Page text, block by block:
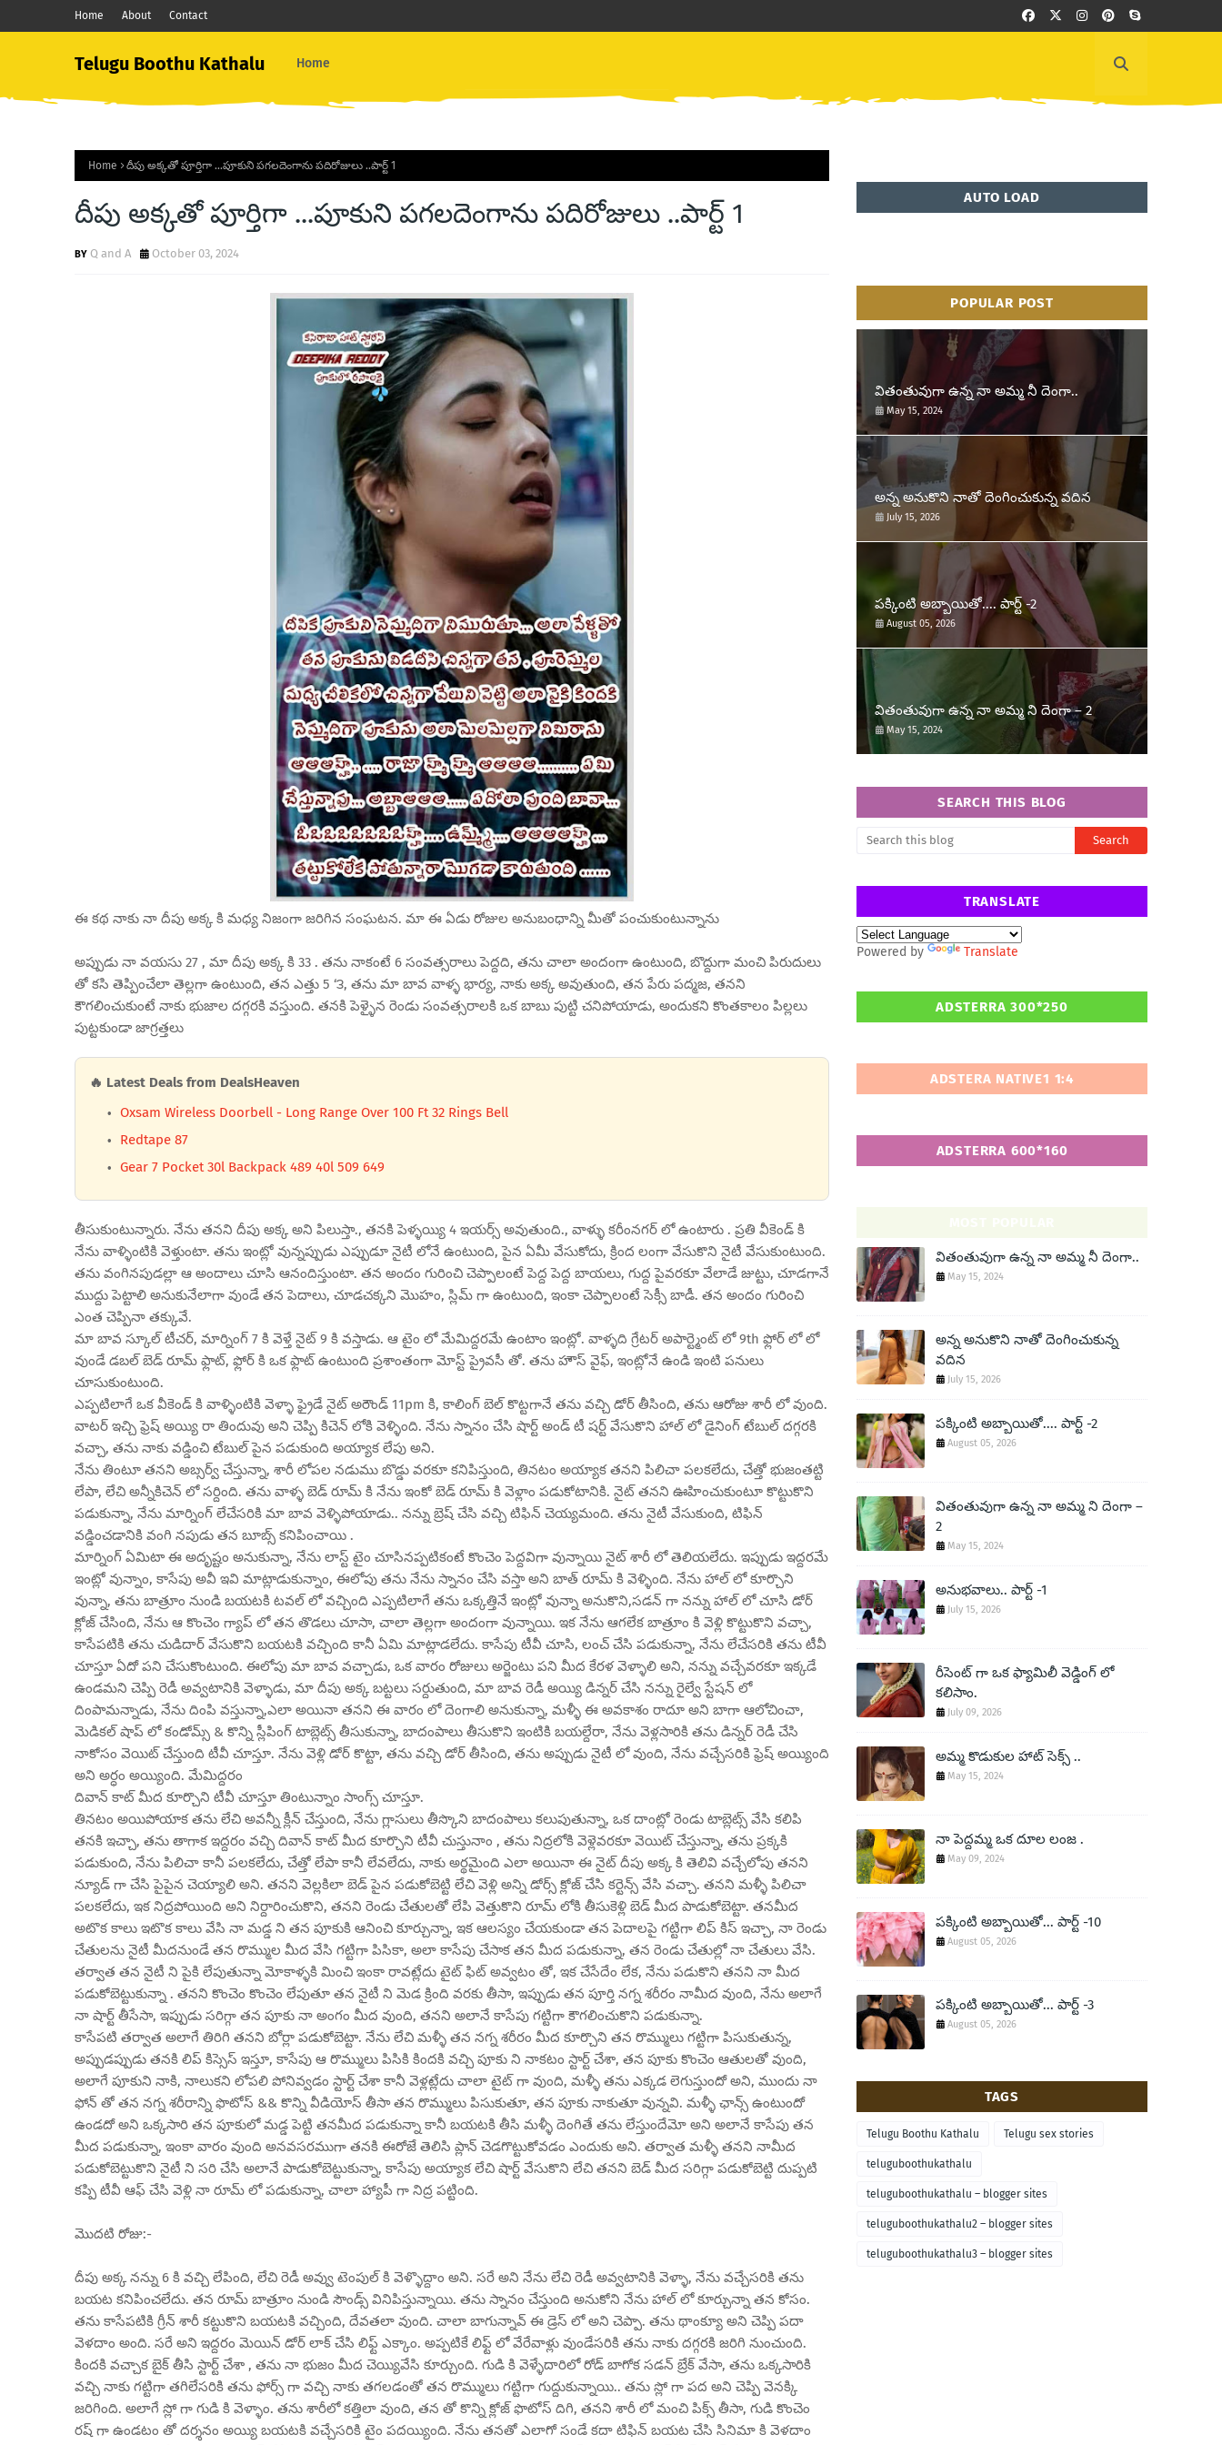
Home About Contact
Telugu Boothu Kathalu Home
Home దీపు అక్కతో పూర్తిగా ...పూకుని పగలదెంగాను పదిరోజులు ..పార్ట్ 1
దీపు అక్కతో పూర్తిగా ...పూకుని పగలదెంగాను పదిరోజులు ..పార్ట్ 1
Q and A October 03, 2024
ఈ కథ నాకు నా దీపు అక్క కి మధ్య నిజంగా జరిగిన సంఘటన. మా ఈ ఏడు రోజుల అనుబంధాన్ని మీతో పంచుకుంటున్నాను
అప్పుడు నా వయసు 27 , మా దీపు అక్క కి 33 . తను నాకంటే 6 సంవత్సరాలు పెద్దది, తను చాలా అందంగా ఉంటుంది, బొద్దుగా మంచి పిరుదులు
తో కసి తెప్పించేలా తెల్లగా ఉంటుంది, తన ఎత్తు 5 ‘౩, తను మా బావ వాళ్ళ భార్య, నాకు అక్క అవుతుంది, తన పేరు పద్మజ, తనని
కౌగలించుకుంటే నాకు భుజాల దగ్గరకి వస్తుంది. తనకి పెళ్ళైన రెండు సంవత్సరాలకి ఒక బాబు పుట్టి చనిపోయాడు, అందుకని కొంతకాలం పిల్లలు
పుట్టకుండా జాగ్రత్తలు
🔥 Latest Deals from DealsHeaven
Oxsam Wireless Doorbell - Long Range Over 100 Ft 32 Rings Bell
Redtape 87
Gear 7 Pocket 30l Backpack 489 40l 509 649
తీసుకుంటున్నారు. నేను తనని దీపు అక్క అని పిలుస్తా., తనకి పెళ్ళయ్యి 4 ఇయర్స్ అవుతుంది., వాళ్ళు కరీంనగర్ లో ఉంటారు . ప్రతి వీకెండ్ కి
నేను వాళ్ళింటికి వెళ్తుంటా. తను ఇంట్లో వున్నప్పుడు ఎప్పుడూ నైటీ లోనే ఉంటుంది, పైన ఏమీ వేసుకోదు, క్రింద లంగా వేసుకొని నైటీ వేసుకుంటుంది.
తను వంగినపుడల్లా ఆ అందాలు చూసి ఆనందిస్తుంటా. తన అందం గురించి చెప్పాలంటే పెద్ద పెద్ద బాయలు, గుద్ద పైవరకూ వేలాడే జుట్టు, చూడగానే
ముద్దు పెట్టాలి అనుకునేలాగా వుండే తన పెదాలు, చూడచక్కని మొహం, స్లిమ్ గా ఉంటుంది, ఇంకా చెప్పాలంటే సెక్సీ బాడీ. తన అందం గురించి
ఎంత చెప్పినా తక్కువే.
మా బావ స్కూల్ టీచర్, మార్నింగ్ 7 కి వెళ్తే నైట్ 9 కి వస్తాడు. ఆ టైం లో మేమిద్దరమే ఉంటాం ఇంట్లో. వాళ్ళది గ్రేటర్ అపార్ట్మెంట్ లో 9th ఫ్లోర్ లో లో
వుండే డబల్ బెడ్ రూమ్ ఫ్లాట్, ఫ్లోర్ కి ఒక ఫ్లాట్ ఉంటుంది ప్రశాంతంగా మోస్ట్ ప్రైవసీ తో. తను హౌస్ వైఫ్, ఇంట్లోనే ఉండి ఇంటి పనులు
చూసుకుంటుంది.
ఎప్పటిలాగే ఒక వీకెండ్ కి వాళ్ళింటికి వెళ్ళా ఫ్రైడే నైట్ అరౌండ్ 11pm కి, కాలింగ్ బెల్ కొట్టగానే తను వచ్చి డోర్ తీసింది, తను ఆరోజు శారీ లో వుంది.
వాటర్ ఇచ్చి ఫ్రెష్ అయ్యి రా తిందువు అని చెప్పి కిచెన్ లోకి వెళ్ళింది. నేను స్నానం చేసి షార్ట్ అండ్ టీ షర్ట్ వేసుకొని హాల్ లో డైనింగ్ టేబుల్ దగ్గరకి
వచ్చా, తను నాకు వడ్డించి టేబుల్ పైన పడుకుంది అయ్యాక లేపు అని.
నేను తింటూ తనని అబ్సర్వ్ చేస్తున్నా, శారీ లోపల నడుము బొడ్డు వరకూ కనిపిస్తుంది, తినటం అయ్యాక తనని పిలిచా పలకలేదు, చేత్తో భుజంతట్టి
లేపా, లేచి అన్నీకిచెన్ లో సర్దింది. తను వాళ్ళ బెడ్ రూమ్ కి నేను ఇంకో బెడ్ రూమ్ కి వెళ్లాం పడుకోటానికి. నైట్ తనని ఊహించుకుంటూ కొట్టుకొని
పడుకున్నా, నేను మార్నింగ్ లేచేసరికి మా బావ వెళ్ళిపోయాడు.. నన్ను బ్రెష్ చేసి వచ్చి టిఫిన్ చెయ్యమంది. తను నైటీ వేసుకుంది, టిఫిన్
వడ్డించడానికి వంగి నపుడు తన బూబ్స్ కనిపించాయి .
మార్నింగ్ ఏమిటా ఈ అదృష్టం అనుకున్నా, నేను లాస్ట్ టైం చూసినప్పటికంటే కొంచెం పెద్దవిగా వున్నాయి నైట్ శారీ లో తెలియలేదు. ఇప్పుడు ఇద్దరమే
ఇంట్లో వున్నాం, కాసేపు అవీ ఇవి మాట్లాడుకున్నాం, ఈలోపు తను నేను స్నానం చేసి వస్తా అని బాత్ రూమ్ కి వెళ్ళింది. నేను హాల్ లో కూర్చొని
వున్నా, తను బాత్రూం నుండి బయటకి టవల్ లో వచ్చింది ఎప్పటిలాగే తను ఒక్కత్తినే ఇంట్లో వున్నా అనుకొని,సడన్ గా నన్ను హాల్ లో చూసి డోర్
క్లోజ్ చేసింది, నేను ఆ కొంచెం గ్యాప్ లో తన తొడలు చూసా, చాలా తెల్లగా అందంగా వున్నాయి. ఇక నేను ఆగలేక బాత్రూం కి వెళ్లి కొట్టుకొని వచ్చా,
కాసేపటికి తను చుడిదార్ వేసుకొని బయటకి వచ్చింది కానీ ఏమి మాట్లాడలేదు. కాసేపు టీవీ చూసి, లంచ్ చేసి పడుకున్నా, నేను లేచేసరికి తను టీవీ
చూస్తూ ఏదో పని చేసుకొంటుంది. ఈలోపు మా బావ వచ్చాడు, ఒక వారం రోజులు అర్జెంటు పని మీద కేరళ వెళ్ళాలి అని, నన్ను వచ్చేవరకూ ఇక్కడే
ఉండమని చెప్పి రెడీ అవ్వటానికి వెళ్ళాడు, మా దీపు అక్క బట్టలు సర్దుతుంది, మా బావ రెడీ అయ్యి డిన్నర్ చేసి నన్ను రైల్వే స్టేషన్ లో
దింపామన్నాడు, నేను దింపి వస్తున్నా,ఎలా అయినా తనని ఈ వారం లో దెంగాలి అనుకున్నా, మళ్ళీ ఈ అవకాశం రాదూ అని బాగా ఆలోచించా,
మెడికల్ షాప్ లో కండోమ్స్ & కొన్ని స్లీపింగ్ టాబ్లెట్స్ తీసుకున్నా, బాదంపాలు తీసుకొని ఇంటికి బయల్దేరా, నేను వెళ్లసారికి తను డిన్నర్ రెడీ చేసి
నాకోసం వెయిట్ చేస్తుంది టీవీ చూస్తూ. నేను వెళ్లి డోర్ కొట్టా, తను వచ్చి డోర్ తీసింది, తను అప్పుడు నైటీ లో వుంది, నేను వచ్చేసరికి ఫ్రెష్ అయ్యింది
అని అర్ధం అయ్యింది. మేమిద్దరం
దివాన్ కాట్ మీద కూర్చొని టీవీ చూస్తూ తింటున్నాం సాంగ్స్ చూస్తూ.
తినటం అయిపోయాక తను లేచి అవన్నీ క్లీన్ చేస్తుంది, నేను గ్లాసులు తీస్కొని బాదంపాలు కలుపుతున్నా, ఒక దాంట్లో రెండు టాబ్లెట్స్ వేసి కలిపి
తనకి ఇచ్చా, తను తాగాక ఇద్దరం వచ్చి దివాన్ కాట్ మీద కూర్చొని టీవీ చుస్తునాం , తను నిద్రలోకి వెళ్లెవరకూ వెయిట్ చేస్తున్నా, తను ప్రక్కకి
పడుకుంది, నేను పిలిచా కానీ పలకలేదు, చేత్తో లేపా కానీ లేవలేదు, నాకు అర్థమైంది ఎలా అయినా ఈ నైట్ దీపు అక్క కి తెలివి వచ్చేలోపు తనని
న్యూడ్ గా చేసి పైపైన చెయ్యాలి అని. తనని వెల్లకిలా బెడ్ పైన పడుకోబెట్టి లేచి వెళ్లి అన్ని డోర్స్ క్లోజ్ చేసి కర్టెన్స్ వేసి వచ్చా. తనని మళ్ళీ పిలిచా
పలకలేదు, ఇక నిద్రపోయింది అని నిర్దారించుకొని, తనని రెండు చేతులతో లేపి వెత్తుకొని రూమ్ లోకి తీసుకెళ్లి బెడ్ మీద పాడుకోబెట్టా. తనమీద
అటొక కాలు ఇటొక కాలు వేసి నా మడ్డ ని తన పూకుకి ఆనించి కూర్చున్నా, ఇక ఆలస్యం చేయకుండా తన పెదాలపై గట్టిగా లిప్ కిస్ ఇచ్చా, నా రెండు
చేతులను నైటీ మీదనుండే తన రొమ్ముల మీద వేసి గట్టిగా పిసికా, అలా కాసేపు చేసాక తన మీద పడుకున్నా, తన రెండు చేతుల్లో నా చేతులు వేసి.
తర్వాత తన నైటీ ని పైకి లేపుతున్నా మోకాళ్ళకి మించి ఇంకా రావట్లేదు టైట్ ఫిట్ అవ్వటం తో, ఇక చేసేదేం లేక, నేను పడుకొని తనని నా మీద
పడుకోబెట్టుకున్నా . తనని కొంచెం కొంచెం లేపుతూ తన నైటీ ని మెడ క్రింది వరకు తీసా, ఇప్పుడు తన పూర్తి నగ్న శరీరం నామీద వుంది, నేను అలాగే
నా షార్ట్ తీసేసా, ఇప్పుడు సరిగ్గా తన పూకు నా అంగం మీద వుంది, తనని అలానే కాసేపు గట్టిగా కౌగలించుకొని పడుకున్నా.
కాసేపటి తర్వాత అలాగే తిరిగి తనని బోర్లా పడుకోబెట్టా. నేను లేచి మళ్ళీ తన నగ్న శరీరం మీద కూర్చొని తన రొమ్ములు గట్టిగా పిసుకుతున్న,
అప్పుడప్పుడు తనకి లిప్ కిస్సెస్ ఇస్తూ, కాసేపు ఆ రొమ్ములు పిసికి కిందకి వచ్చి పూకు ని నాకటం స్టార్ట్ చేశా, తన పూకు కొంచెం ఆతులతో వుంది,
అలాగే పూకుని నాకి, నాలుకని లోపలి పోనివ్వడం స్టార్ట్ చేశా కానీ వెళ్లట్లేదు చాలా టైట్ గా వుంది, మళ్ళీ తను ఎక్కడ లెగుస్తుందో అని, ముందు నా
ఫోన్ తో తన నగ్న శరీరాన్ని ఫొటోస్ && కొన్ని వీడియోస్ తీసా తన రొమ్ములు పిసుకుతూ, తన పూకు నాకుతూ వున్నవి. మళ్ళీ ఛాన్స్ ఉంటుందో
ఉండదో అని ఒక్కసారి తన పూకులో మడ్డ పెట్టి తనమీద పడుకున్నా కానీ బయటకి తీసి మళ్ళీ దెంగితే తను లేస్తుందేమో అని అలానే కాసేపు తన
మీద పడుకున్నా, ఇంకా వారం వుంది అనవసరముగా తనకి ఈరోజే తెలిసి ప్లాన్ చెడగొట్టుకోవడం ఎందుకు అని. తర్వాత మళ్ళీ తనని నామీద
పడుకోబెట్టుకొని నైటీ ని సరి చేసి అలానే పాడుకోబెట్టుకున్నా, కాసేపు అయ్యాక లేచి షార్ట్ వేసుకొని లేచి తనని బెడ్ మీద సరిగ్గా పడుకోబెట్టి దుప్పటి
కప్పి టీవీ ఆఫ్ చేసి వెళ్లి నా రూమ్ లో పడుకున్నా, చాలా హ్యాపీ గా నిద్ర పట్టింది.
మొదటి రోజు:-
దీపు అక్క నన్ను 6 కి వచ్చి లేపింది, లేచి రెడీ అవ్వు టెంపుల్ కి వెళ్ళొద్దాం అని. సరే అని నేను లేచి రెడీ అవ్వటానికి వెళ్ళా, నేను వచ్చేసరికి తను
బయట కనిపించలేదు. తన రూమ్ బాత్రూం నుండి సౌండ్స్ వినిపిస్తున్నాయి. తను స్నానం చేస్తుంది అనుకోని నేను హాల్ లో కూర్చున్నా తన కోసం.
తను కాసేపటికి గ్రీన్ శారీ కట్టుకొని బయటకి వచ్చింది, దేవతలా వుంది. చాలా బాగున్నావ్ ఈ డ్రెస్ లో అని చెప్పా. తను థాంక్యూ అని చెప్పి పదా
వెళదాం అంది. సరే అని ఇద్దరం మెయిన్ డోర్ లాక్ చేసి లిఫ్ట్ ఎక్కాం. అప్పటికే లిఫ్ట్ లో వేరేవాళ్లు వుండేసరికి తను నాకు దగ్గరకి జరిగి నుంచుంది.
కిందకి వచ్చాక బైక్ తీసి స్టార్ట్ చేశా , తను నా భుజం మీద చెయ్యివేసి కూర్చుంది. గుడి కి వెళ్ళేదారిలో రోడ్ బాగోక సడన్ బ్రేక్ వేసా, తను ఒక్కసారికి
వచ్చి నాకు గట్టిగా తగిలేసరికి తను ఫోర్స్ గా వచ్చి నాకు తగలడంతో తన రొమ్ములు గట్టిగా గుద్దుకున్నాయి.. తను స్లో గా పద అని చెప్పి వెనక్కి
జరిగింది. అలాగే స్లో గా గుడి కి వెళ్ళాం. తను శారీలో కత్తిలా వుంది, తన తో కొన్ని క్లోజ్ ఫొటోస్ దిగి, తనని శారీ లో మంచి పిక్స్ తీసా, గుడి కొంచెం
రష్ గా ఉండటం తో దర్శనం అయ్యి బయటకి వచ్చేసరికి టైం పదయ్యింది. నేను తనతో ఎలాగో సండే కదా టిఫిన్ బయట చేసి సినిమా కి వెళదాం
AUTO LOAD
POPULAR POST
వితంతువుగా ఉన్న నా అమ్మ నీ దెంగా..
May 15, 2024
అన్న అనుకొని నాతో దెంగించుకున్న వదిన
July 15, 2026
పక్కింటి అబ్బాయితో.... పార్ట్ -2
August 05, 2026
వితంతువుగా ఉన్న నా అమ్మ ని దెంగా – 2
May 15, 2024
SEARCH THIS BLOG
TRANSLATE
Powered by Translate
ADSTERRA 300*250
ADSTERA NATIVE1 1:4
ADSTERRA 600*160
వితంతువుగా ఉన్న నా అమ్మ నీ దెంగా..
May 15, 2024
అన్న అనుకొని నాతో దెంగించుకున్న
వదిన
July 15, 2026
పక్కింటి అబ్బాయితో.... పార్ట్ -2
August 05, 2026
వితంతువుగా ఉన్న నా అమ్మ ని దెంగా –
2
May 15, 2024
అనుభవాలు.. పార్ట్ -1
July 15, 2026
రీసెంట్ గా ఒక ఫ్యామిలీ వెడ్డింగ్ లో
కలిసాం.
July 09, 2026
అమ్మ కొడుకుల హాట్ సెక్స్ ..
May 15, 2024
నా పెద్దమ్మ ఒక దూల లంజ .
May 09, 2024
పక్కింటి అబ్బాయితో... పార్ట్ -10
August 05, 2026
పక్కింటి అబ్బాయితో... పార్ట్ -3
August 05, 2026
TAGS
Telugu Boothu Kathalu Telugu sex stories
teluguboothukathalu
teluguboothukathalu – blogger sites
teluguboothukathalu2 – blogger sites
teluguboothukathalu3 – blogger sites